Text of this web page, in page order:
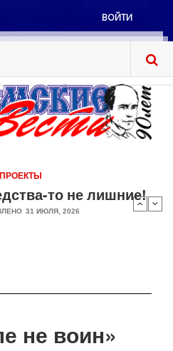
ВОЙТИ
то не лишние!
31 ИЮЛЯ, 2026
не воин»